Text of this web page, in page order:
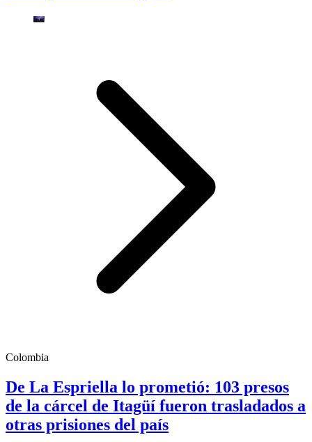
Colombia
De La Espriella lo prometió: 103 presos
de la cárcel de Itagüí fueron trasladados a
otras prisiones del país